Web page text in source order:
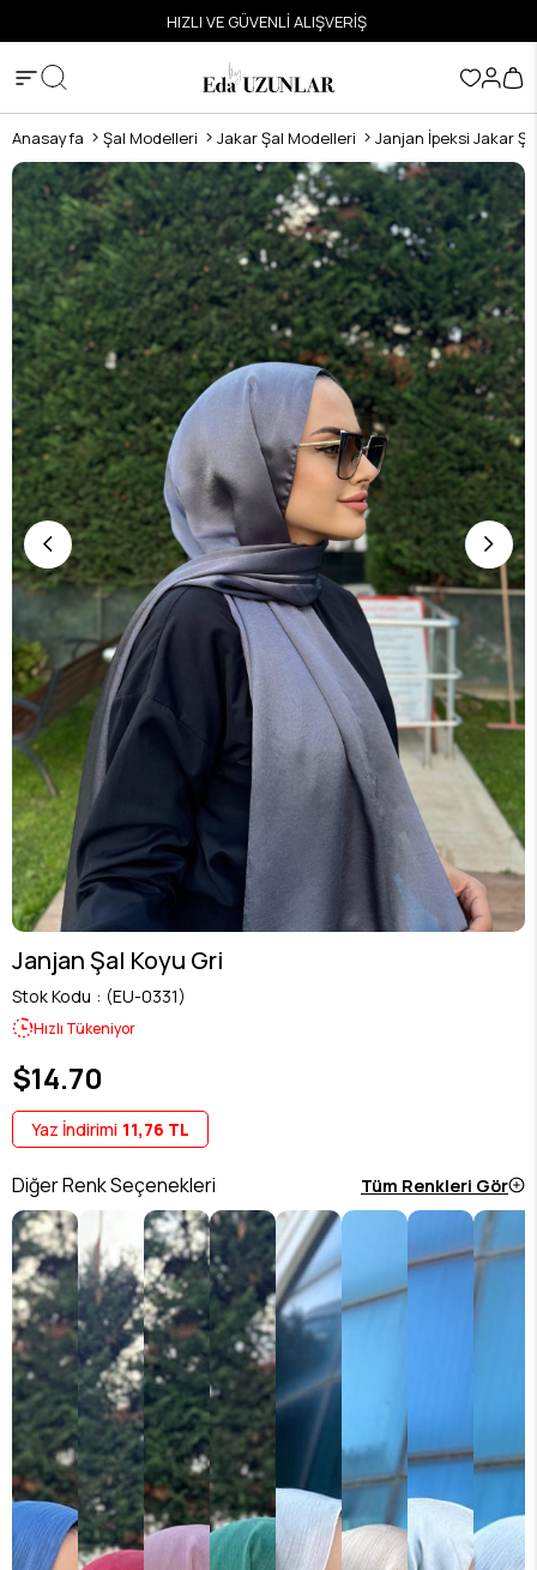
HIZLI VE GÜVENLİ ALIŞVERİŞ
Anasayfa Şal Modelleri Jakar Şal Modelleri Janjan İpeksi Jakar
Janjan Şal Koyu Gri
Stok Kodu (EU-0331)
Hızlı Tükeniyor
$14.70
Yaz İndirimi 11,76 TL
Diğer Renk Seçenekleri Tüm Renkleri Gör